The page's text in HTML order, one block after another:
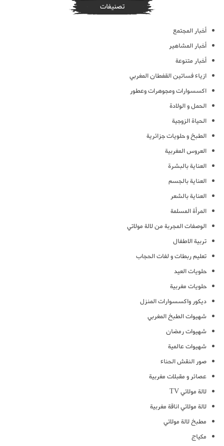
تصنيفات
أخبار المجتمع
أخبار المشاهير
أخبار متنوعة
ازياء فساتين القفطان المغربي
اكسسوارات ومجوهرات وعطور
الحمل و الولادة
الحياة الزوجية
الطبخ و حلويات جزائرية
العروس المغربية
العناية بالبشرة
العناية بالجسم
العناية بالشعر
المرأة المسلمة
الوصفات المجربة من لالة مولاتي
تربية الاطفال
تعليم ربطات و لفات الحجاب
حلويات العيد
حلويات مغربية
ديكور واكسسوارات المنزل
شهيوات الطبخ المغربي
شهيوات رمضان
شهيوات عالمية
صور النقش الحناء
عصائر و مقبلات مغربية
لالة مولاتي TV
لالة مولاتي اناقة مغربية
مطبخ لالة مولاتي
مكياج